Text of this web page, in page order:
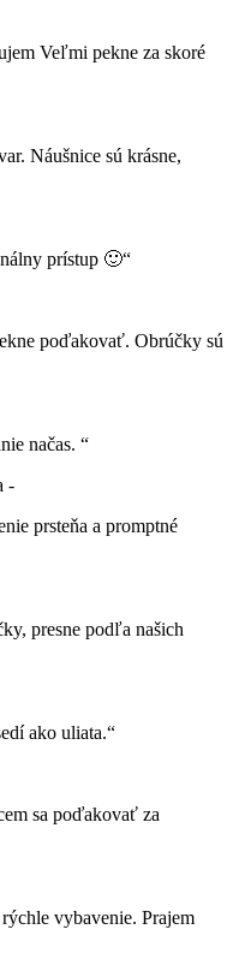
Veľmi pekne za skoré
Náušnice sú krásne,
prístup 🙂“
poďakovať. Obrúčky sú
načas. “
-
prsteňa a promptné
presne podľa našich
ako uliata.“
sa poďakovať za
vybavenie. Prajem